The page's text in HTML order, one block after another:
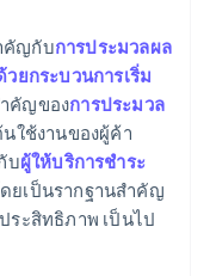
คัญกับการประมวลผล
ยกระบวนการเริ่ม
คัญของการประมวล
ใช้งานของผู้ค้า
บผู้ให้บริการชำระ
ยเป็นรากฐานสำคัญ
ระสิทธิภาพ เป็นไป